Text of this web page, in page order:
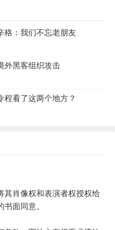
格：我们不忘老朋友
外黑客组织攻击
程看了这两个地方？
其肖像权和表演者权授权给
面同意。